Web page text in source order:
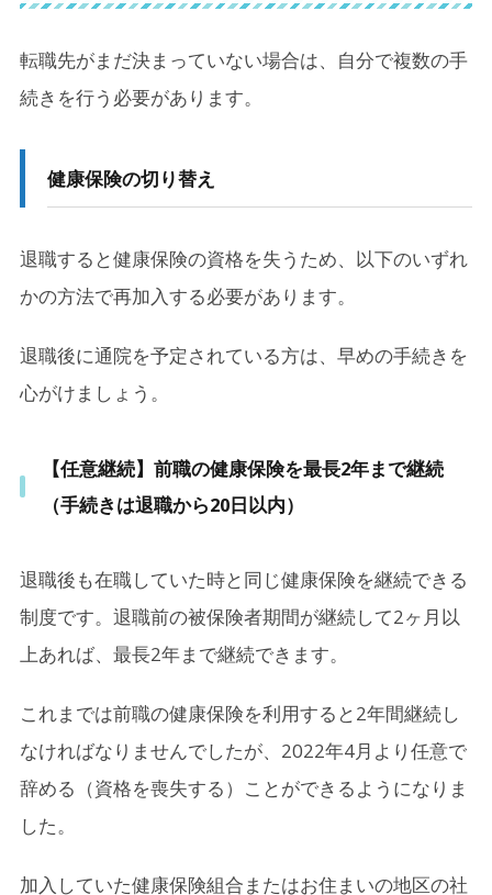
転職先がまだ決まっていない場合は、自分で複数の手
続きを行う必要があります。
健康保険の切り替え
退職すると健康保険の資格を失うため、以下のいずれ
かの方法で再加入する必要があります。
退職後に通院を予定されている方は、早めの手続きを
心がけましょう。
【任意継続】前職の健康保険を最長2年まで継続
（手続きは退職から20日以内）
退職後も在職していた時と同じ健康保険を継続できる
制度です。退職前の被保険者期間が継続して2ヶ月以
上あれば、最長2年まで継続できます。
これまでは前職の健康保険を利用すると2年間継続し
なければなりませんでしたが、2022年4月より任意で
辞める（資格を喪失する）ことができるようになりま
した。
加入していた健康保険組合またはお住まいの地区の社